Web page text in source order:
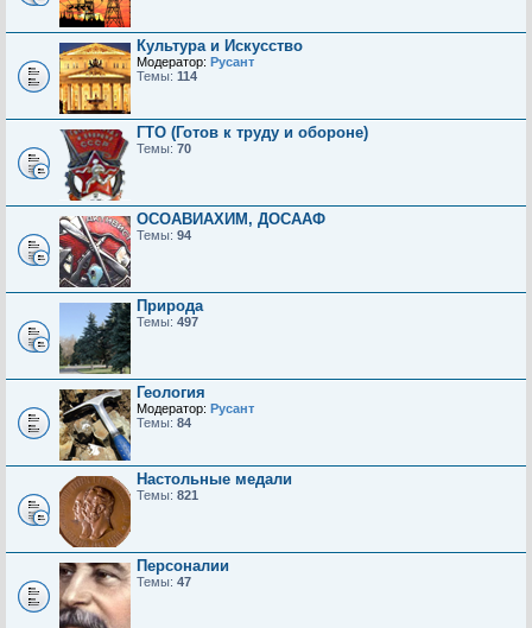
Культура и Искусство
Модератор: Русант
Темы: 114
ГТО (Готов к труду и обороне)
Темы: 70
ОСОАВИАХИМ, ДОСААФ
Темы: 94
Природа
Темы: 497
Геология
Модератор: Русант
Темы: 84
Настольные медали
Темы: 821
Персоналии
Темы: 47